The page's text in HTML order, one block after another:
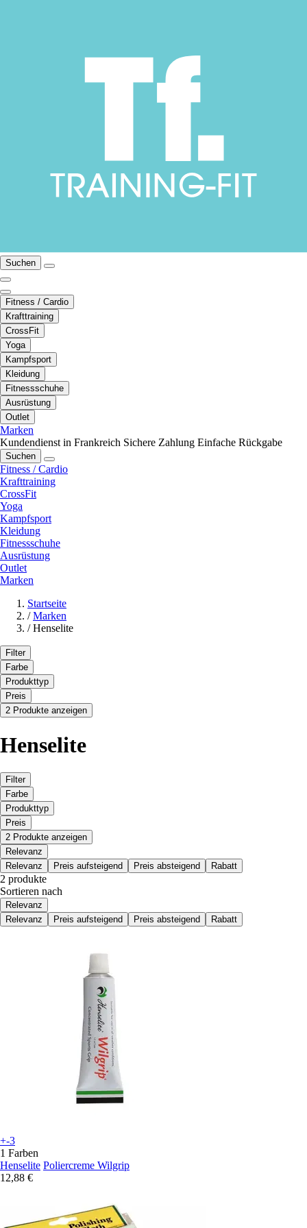
Suchen
Fitness / Cardio
Krafttraining
CrossFit
Yoga
Kampfsport
Kleidung
Fitnessschuhe
Ausrüstung
Outlet
Marken
Kundendienst in Frankreich Sichere Zahlung Einfache Rückgabe
Suchen
Fitness / Cardio
Krafttraining
CrossFit
Yoga
Kampfsport
Kleidung
Fitnessschuhe
Ausrüstung
Outlet
Marken
Startseite
/ Marken
/ Henselite
Filter
Farbe
Produkttyp
Preis
2 Produkte anzeigen
Henselite
Filter
Farbe
Produkttyp
Preis
2 Produkte anzeigen
Relevanz
Relevanz
Preis aufsteigend Preis absteigend Rabatt
2 produkte
Sortieren nach
Relevanz
Relevanz
Preis aufsteigend Preis absteigend Rabatt
+-3
1 Farben
Henselite Poliercreme Wilgrip
12,88 €